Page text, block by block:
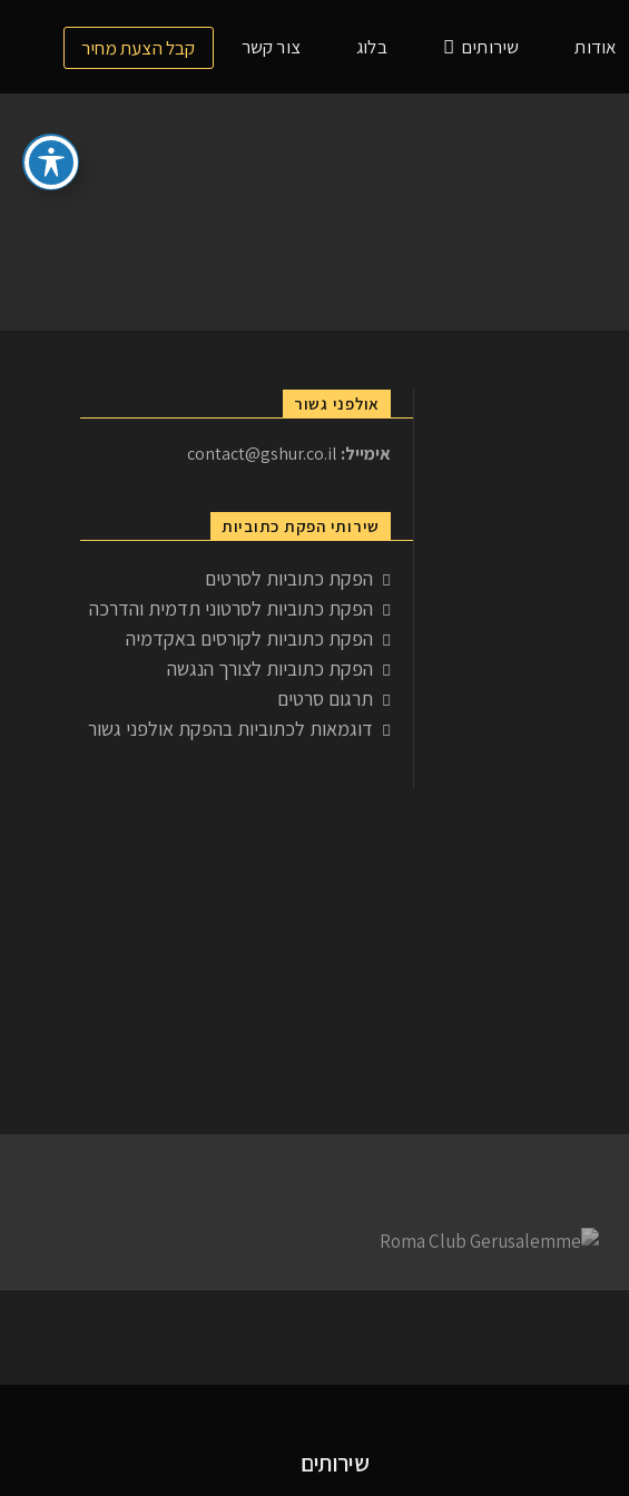
אודות שירותים בלוג צור קשר קבל הצעת מחיר
אולפני גשור
אימייל: contact@gshur.co.il
שירותי הפקת כתוביות
הפקת כתוביות לסרטים
הפקת כתוביות לסרטוני תדמית והדרכה
הפקת כתוביות לקורסים באקדמיה
הפקת כתוביות לצורך הנגשה
תרגום סרטים
דוגמאות לכתוביות בהפקת אולפני גשור
שירותים